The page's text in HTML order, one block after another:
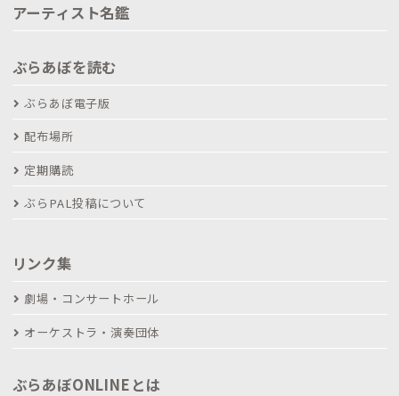
アーティスト名鑑
ぶらあぼを読む
ぶらあぼ電子版
配布場所
定期購読
ぶらPAL投稿について
リンク集
劇場・コンサートホール
オーケストラ・演奏団体
ぶらあぼONLINEとは